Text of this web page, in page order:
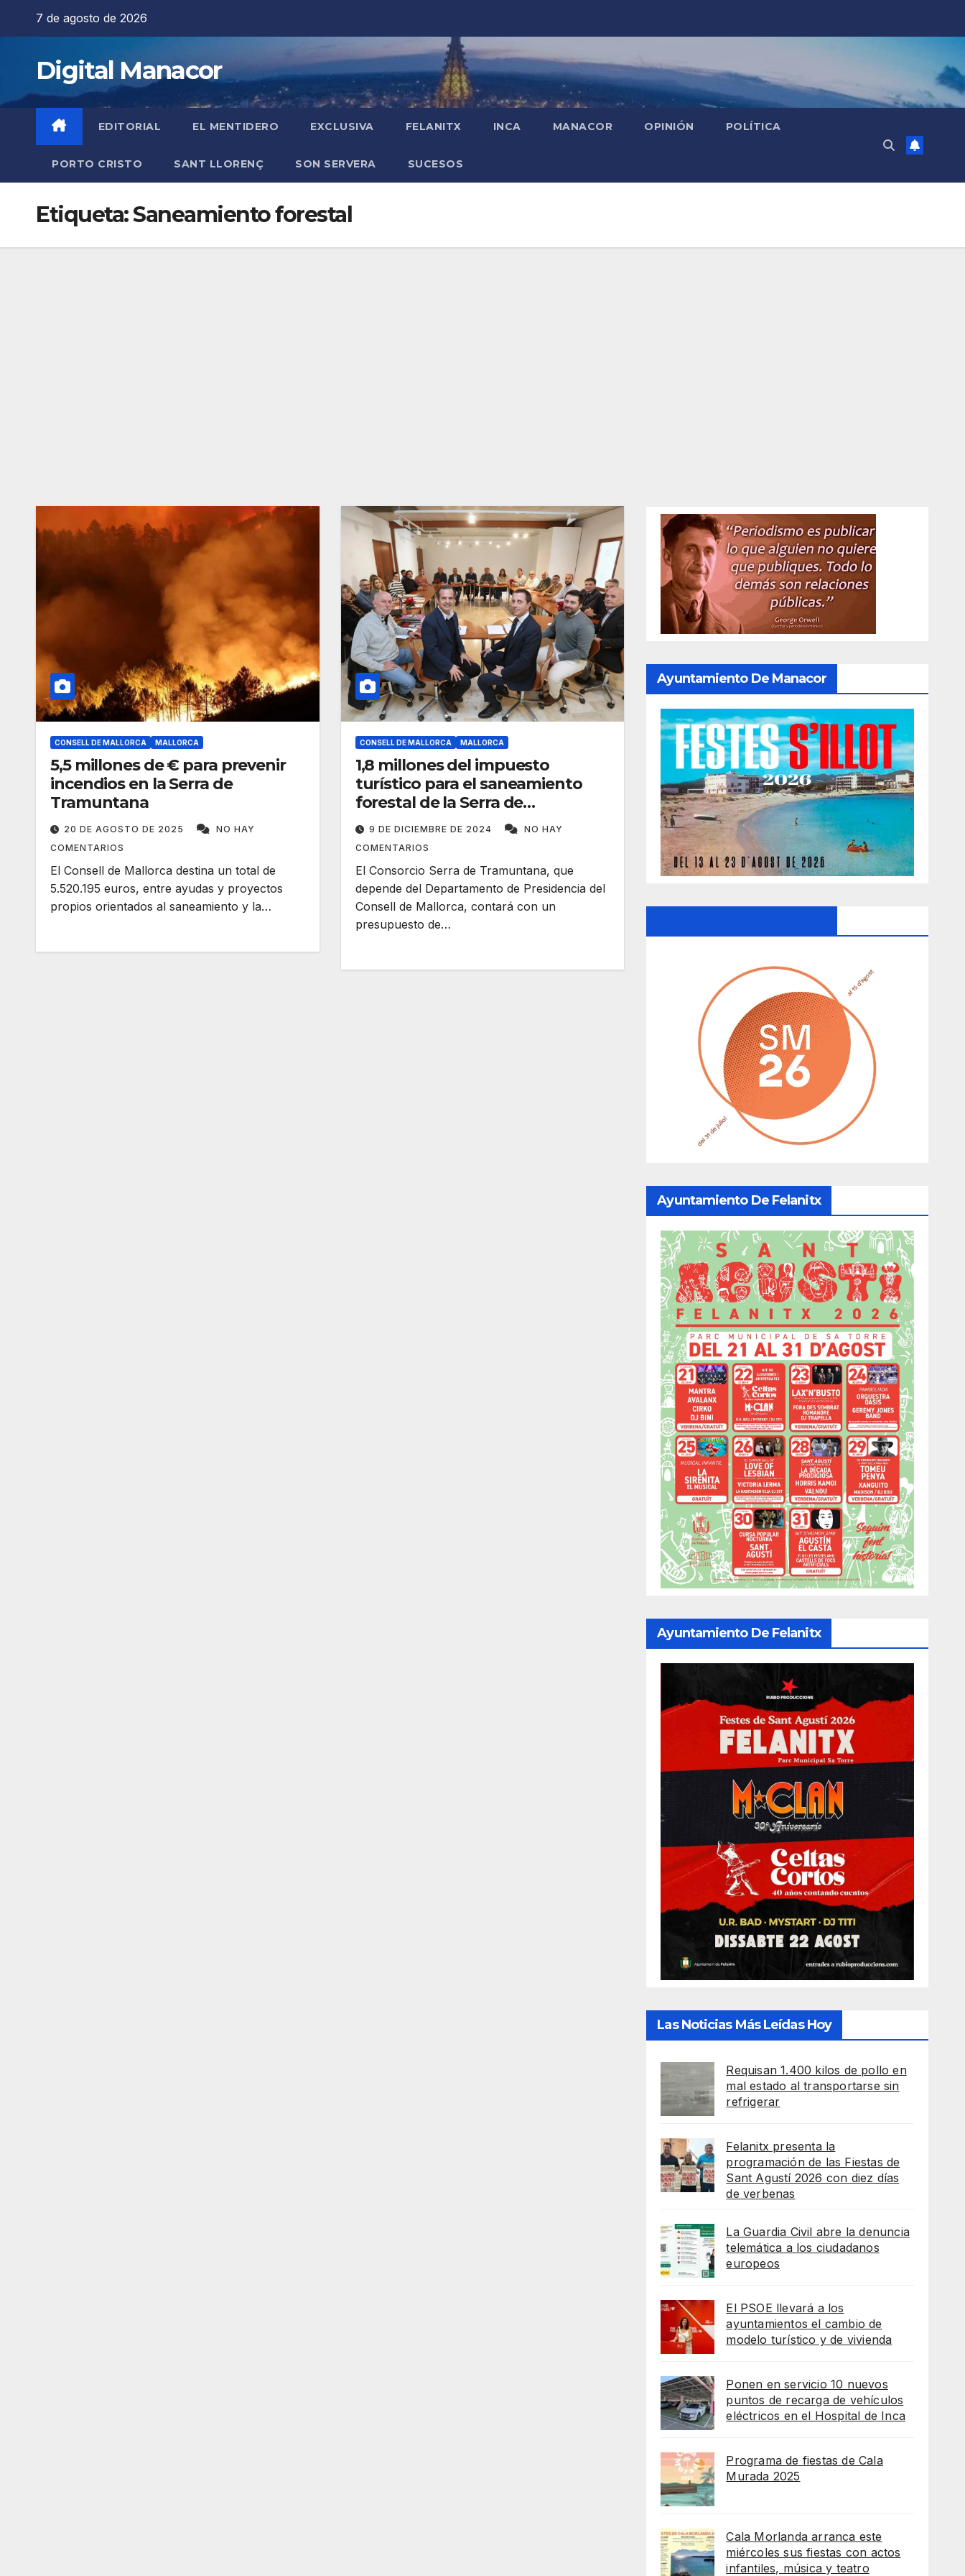
7 de agosto de 2026
Digital Manacor
EDITORIAL EL MENTIDERO EXCLUSIVA FELANITX INCA MANACOR OPINIÓN POLÍTICA
PORTO CRISTO SANT LLORENÇ SON SERVERA SUCESOS
Etiqueta:Saneamiento forestal
CONSELL DE MALLORCA MALLORCA
5,5 millones de € para prevenir
incendios en la Serra de
Tramuntana
20 DE AGOSTO DE 2025
NO HAY
COMENTARIOS
El Consell de Mallorca destina un total de
5.520.195 euros, entre ayudas y proyectos
propios orientados al saneamiento y la…
CONSELL DE MALLORCA MALLORCA
1,8 millones del impuesto
turístico para el saneamiento
forestal de la Serra de
Tramuntana
9 DE DICIEMBRE DE 2024
NO HAY
COMENTARIOS
El Consorcio Serra de Tramuntana, que
depende del Departamento de Presidencia del
Consell de Mallorca, contará con un
presupuesto de…
Ayuntamiento De Manacor
Ayuntamiento De Felanitx
Ayuntamiento De Felanitx
Las Noticias Más Leídas Hoy
Requisan 1.400 kilos de pollo en
mal estado al transportarse sin
refrigerar
Felanitx presenta la
programación de las Fiestas de
Sant Agustí 2026 con diez días
de verbenas
La Guardia Civil abre la denuncia
telemática a los ciudadanos
europeos
El PSOE llevará a los
ayuntamientos el cambio de
modelo turístico y de vivienda
Ponen en servicio 10 nuevos
puntos de recarga de vehículos
eléctricos en el Hospital de Inca
Programa de fiestas de Cala
Murada 2025
Cala Morlanda arranca este
miércoles sus fiestas con actos
infantiles, música y teatro